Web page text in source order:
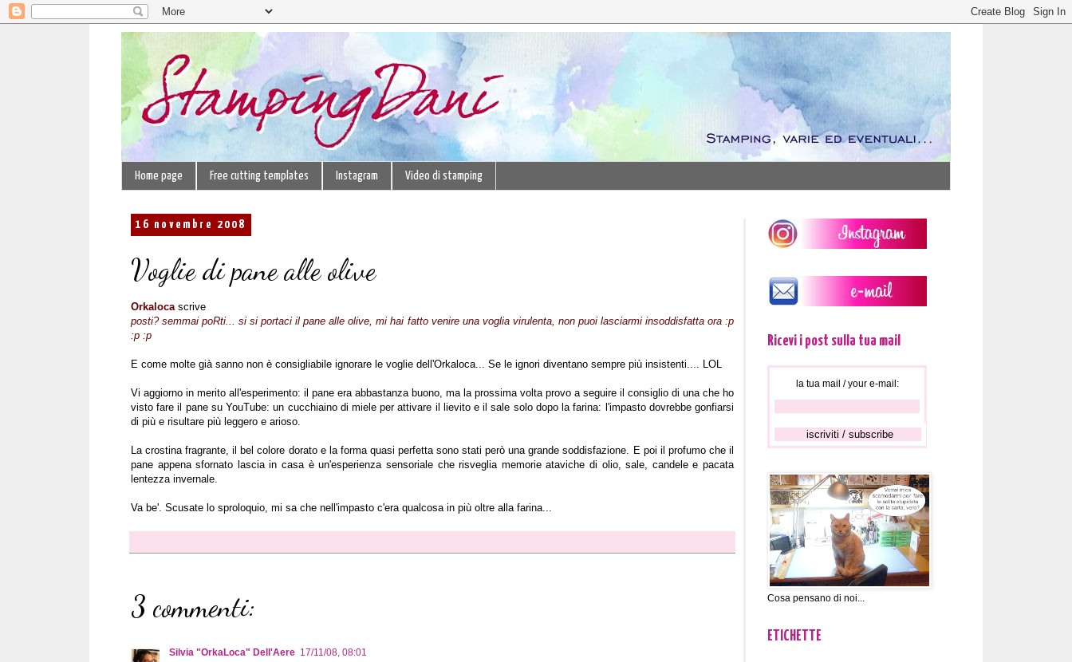
Home page Free cutting templates Instagram Video di stamping
16 novembre 2008
Voglie di pane alle olive
Orkalocascrive
posti? semmai poRti... si si portaci il pane alle olive, mi hai fatto venire una voglia virulenta, non puoi lasciarmi insoddisfatta ora :p
:p :p
E come molte già sanno non è consigliabile ignorare le voglie dell'Orkaloca... Se le ignori diventano sempre più insistenti.... LOL
Vi aggiorno in merito all'esperimento: il pane era abbastanza buono, ma la prossima volta provo a seguire il consiglio di una che ho
visto fare il pane su YouTube: un cucchiaino di miele per attivare il lievito e il sale solo dopo la farina: l'impasto dovrebbe gonfiarsi
di più e risultare più leggero e arioso.
La crostina fragrante, il bel colore dorato e la forma quasi perfetta sono stati però una grande soddisfazione. E poi il profumo che il
pane appena sfornato lascia in casa è un'esperienza sensoriale che risveglia memorie ataviche di olio, sale, candele e pacata
lentezza invernale.
Va be'. Scusate lo sproloquio, mi sa che nell'impasto c'era qualcosa in più oltre alla farina...
3 commenti:
Silvia "OrkaLoca" Dell'Aere 17/11/08, 08:01
Ricevi i post sulla tua mail
la tua mail / your e-mail:
Cosa pensano di noi...
ETICHETTE